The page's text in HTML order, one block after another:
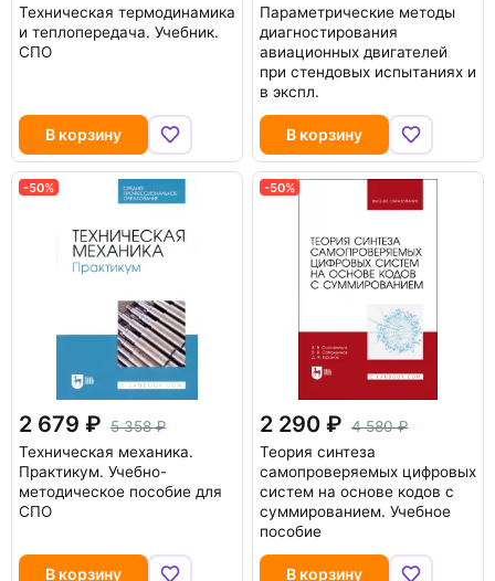
Техническая термодинамика
и теплопередача. Учебник.
СПО
В корзину
Параметрические методы
диагностирования
авиационных двигателей
при стендовых испытаниях и
в экспл.
В корзину
-50%
2 679
5 358
Техническая механика.
Практикум. Учебно-
методическое пособие для
СПО
В корзину
-50%
2 290
4 580
Теория синтеза
самопроверяемых цифровых
систем на основе кодов с
суммированием. Учебное
пособие
В корзину